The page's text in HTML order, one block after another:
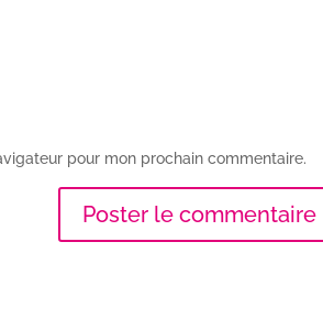
pour mon prochain commentaire.